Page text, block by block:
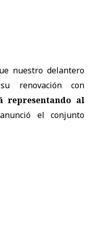
nuestro delantero
renovación con
representando al
el conjunto